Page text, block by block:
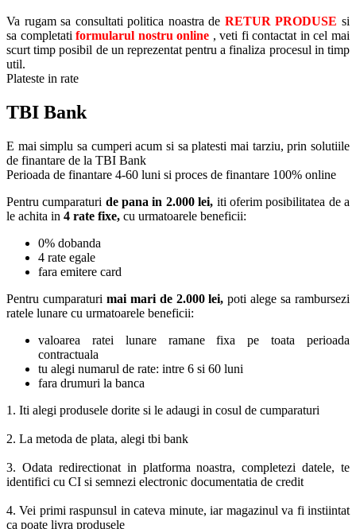
Va rugam sa consultati politica noastra de RETUR PRODUSE si
sa completatiformularul nostru online , veti fi contactat in cel mai
scurt timp posibil de un reprezentat pentru a finaliza procesul in timp
util.
Plateste in rate
TBI Bank
E mai simplu sa cumperi acum si sa platesti mai tarziu, prin solutiile
de finantare de la TBI Bank
Perioada de finantare 4-60 luni si proces de finantare 100% online
Pentru cumparaturi de pana in 2.000 lei, iti oferim posibilitatea de a
le achita in 4 rate fixe, cu urmatoarele beneficii:
0% dobanda
4 rate egale
fara emitere card
Pentru cumparaturi mai mari de 2.000 lei, poti alege sa rambursezi
ratele lunare cu urmatoarele beneficii:
valoarea ratei lunare ramane fixa pe toata perioada
contractuala
tu alegi numarul de rate: intre 6 si 60 luni
fara drumuri la banca
1. Iti alegi produsele dorite si le adaugi in cosul de cumparaturi
2. La metoda de plata, alegi tbi bank
3. Odata redirectionat in platforma noastra, completezi datele, te
identifici cu CI si semnezi electronic documentatia de credit
4. Vei primi raspunsul in cateva minute, iar magazinul va fi instiintat
ca poate livra produsele